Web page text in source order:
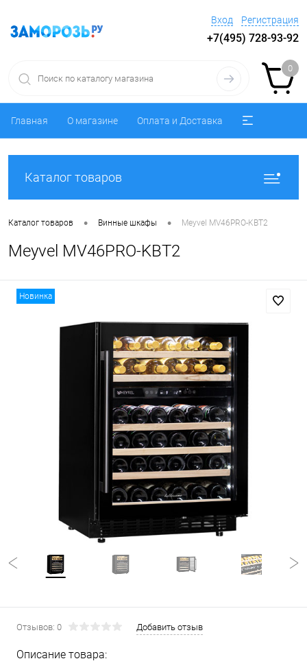
Вход Регистрация
+7(495) 728-93-92
0
Главная О магазине Оплата и Доставка
Каталог товаров
Каталог товаров • Винные шкафы • Meyvel MV46PRO-KBT2
Meyvel MV46PRO-KBT2
Новинка
Отзывов: 0 Добавить отзыв
Описание товара: